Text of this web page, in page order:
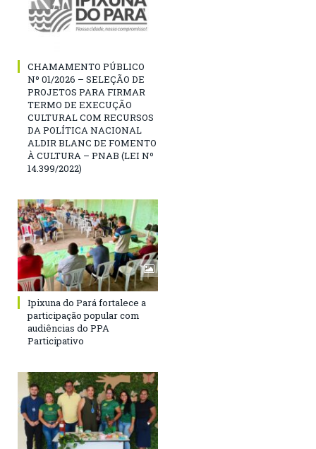
CHAMAMENTO PÚBLICO
Nº 01/2026 – SELEÇÃO DE
PROJETOS PARA FIRMAR
TERMO DE EXECUÇÃO
CULTURAL COM RECURSOS
DA POLÍTICA NACIONAL
ALDIR BLANC DE FOMENTO
À CULTURA – PNAB (LEI Nº
14.399/2022)
Ipixuna do Pará fortalece a
participação popular com
audiências do PPA
Participativo